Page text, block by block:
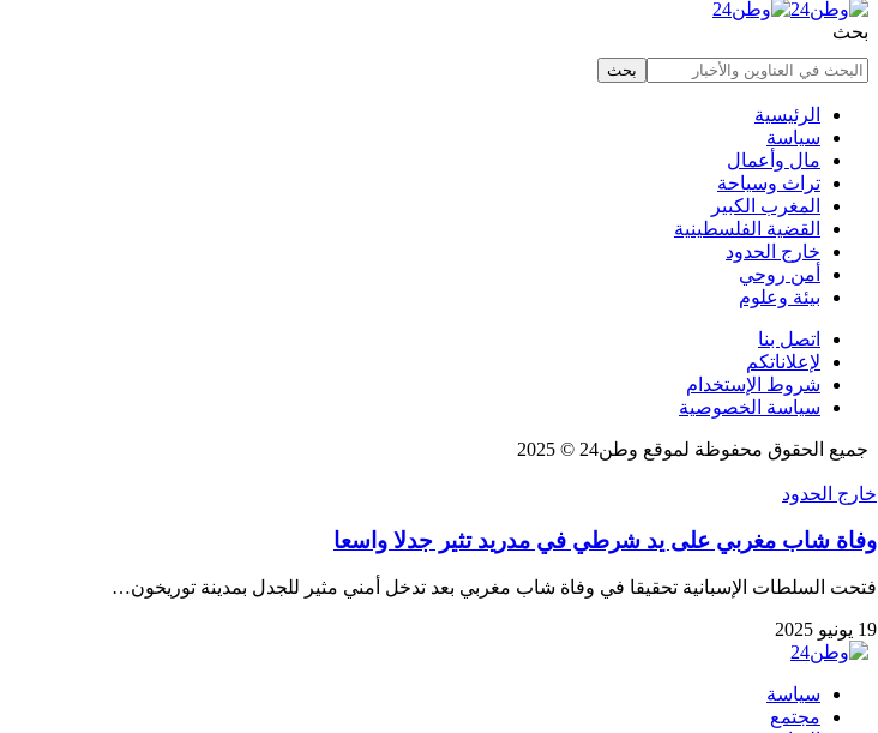
بحث
الرئيسية
سياسة
مال وأعمال
تراث وسياحة
المغرب الكبير
القضية الفلسطينية
خارج الحدود
أمن روحي
بيئة وعلوم
اتصل بنا
لإعلاناتكم
شروط الإستخدام
سياسة الخصوصية
جميع الحقوق محفوظة لموقع وطن24 © 2025
خارج الحدود
وفاة شاب مغربي على يد شرطي في مدريد تثير جدلا واسعا
فتحت السلطات الإسبانية تحقيقا في وفاة شاب مغربي بعد تدخل أمني مثير للجدل بمدينة توريخون…
19 يونيو 2025
سياسة
مجتمع